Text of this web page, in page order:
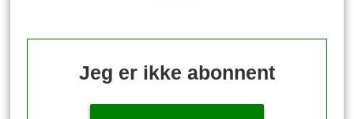
Jeg er ikke abonnent